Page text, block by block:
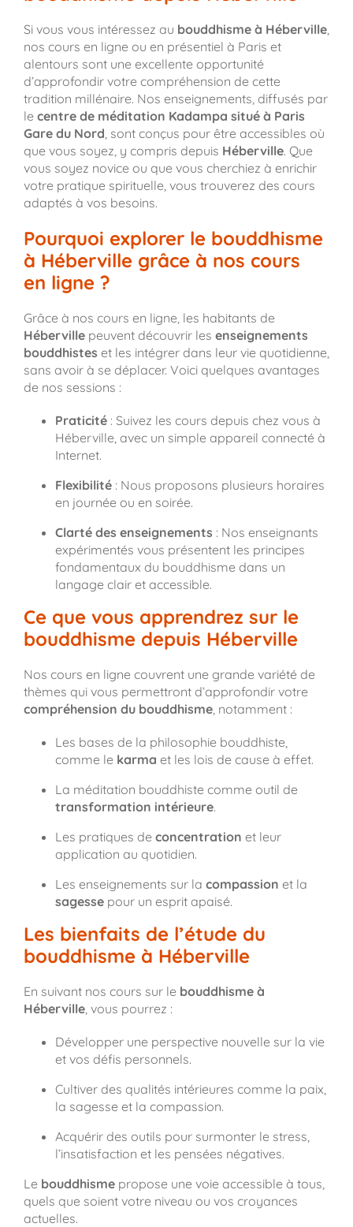
Si vous vous intéressez au bouddhisme à Héberville,
nos cours en ligne ou en présentiel à Paris et
alentours sont une excellente opportunité
d’approfondir votre compréhension de cette
tradition millénaire. Nos enseignements, diffusés par
le centre de méditation Kadampa situé à Paris
Gare du Nord , sont conçus pour être accessibles où
que vous soyez, y compris depuis Héberville. Que
vous soyez novice ou que vous cherchiez à enrichir
votre pratique spirituelle, vous trouverez des cours
adaptés à vos besoins.
Pourquoi explorer le bouddhisme
à Héberville grâce à nos cours
en ligne ?
Grâce à nos cours en ligne, les habitants de
Hébervillepeuvent découvrir les enseignements
bouddhistes et les intégrer dans leur vie quotidienne,
sans avoir à se déplacer. Voici quelques avantages
de nos sessions :
Praticité: Suivez les cours depuis chez vous à
Héberville, avec un simple appareil connecté à
Internet.
Flexibilité: Nous proposons plusieurs horaires
en journée ou en soirée.
Clarté des enseignements : Nos enseignants
expérimentés vous présentent les principes
fondamentaux du bouddhisme dans un
langage clair et accessible.
Ce que vous apprendrez sur le
bouddhisme depuis Héberville
Nos cours en ligne couvrent une grande variété de
thèmes qui vous permettront d’approfondir votre
compréhension du bouddhisme, notamment :
Les bases de la philosophie bouddhiste,
comme le karma et les lois de cause à effet.
La méditation bouddhiste comme outil de
transformation intérieure.
Les pratiques de concentration et leur
application au quotidien.
Les enseignements sur la compassion et la
sagessepour un esprit apaisé.
Les bienfaits de l’étude du
bouddhisme à Héberville
En suivant nos cours sur le bouddhisme à
Héberville, vous pourrez :
Développer une perspective nouvelle sur la vie
et vos défis personnels.
Cultiver des qualités intérieures comme la paix,
la sagesse et la compassion.
Acquérir des outils pour surmonter le stress,
l’insatisfaction et les pensées négatives.
Le bouddhismepropose une voie accessible à tous,
quels que soient votre niveau ou vos croyances
actuelles.